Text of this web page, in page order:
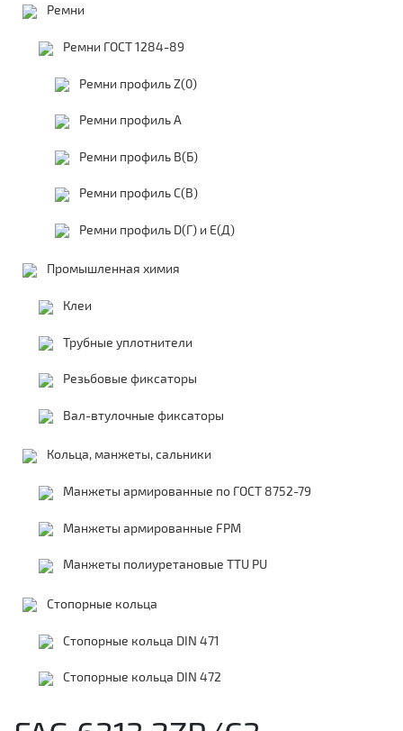
Ремни
Ремни ГОСТ 1284-89
Ремни профиль Z(0)
Ремни профиль А
Ремни профиль В(Б)
Ремни профиль С(В)
Ремни профиль D(Г) и E(Д)
Промышленная химия
Клеи
Трубные уплотнители
Резьбовые фиксаторы
Вал-втулочные фиксаторы
Кольца, манжеты, сальники
Манжеты армированные по ГОСТ 8752-79
Манжеты армированные FPM
Манжеты полиуретановые TTU PU
Стопорные кольца
Стопорные кольца DIN 471
Стопорные кольца DIN 472